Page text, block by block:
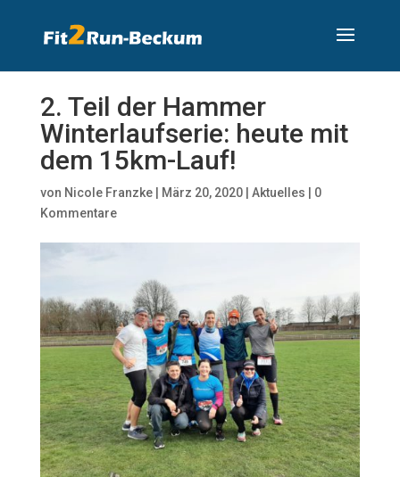
2. Teil der Hammer
Winterlaufserie: heute mit
dem 15km-Lauf!
von Nicole Franzke| März 20, 2020| Aktuelles
0
Kommentare